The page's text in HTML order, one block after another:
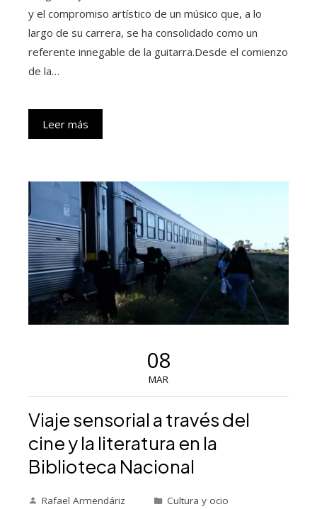
y el compromiso artístico de un músico que, a lo
largo de su carrera, se ha consolidado como un
referente innegable de la guitarra.Desde el comienzo
de la…
Leer más
08
MAR
Viaje sensorial a través del
cine y la literatura en la
Biblioteca Nacional
Rafael Armendáriz Cultura y ocio